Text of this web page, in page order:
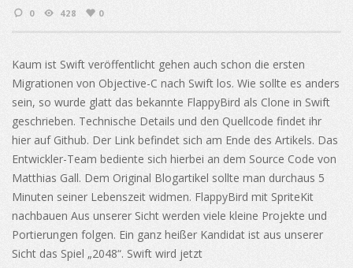
0 428 0
Kaum ist Swift veröffentlicht gehen auch schon die ersten
Migrationen von Objective-C nach Swift los. Wie sollte es anders
sein, so wurde glatt das bekannte FlappyBird als Clone in Swift
geschrieben. Technische Details und den Quellcode findet ihr
hier auf Github. Der Link befindet sich am Ende des Artikels. Das
Entwickler-Team bediente sich hierbei an dem Source Code von
Matthias Gall. Dem Original Blogartikel sollte man durchaus 5
Minuten seiner Lebenszeit widmen. FlappyBird mit SpriteKit
nachbauen Aus unserer Sicht werden viele kleine Projekte und
Portierungen folgen. Ein ganz heißer Kandidat ist aus unserer
Sicht das Spiel „2048“. Swift wird jetzt